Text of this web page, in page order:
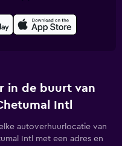
in de buurt van
Intl
autoverhuurlocatie van
Intl met een adres en